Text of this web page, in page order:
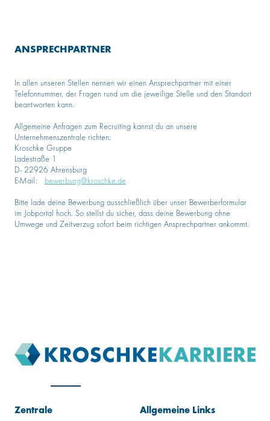
ANSPRECHPARTNER
In allen unseren Stellen nennen wir einen Ansprechpartner mit einer
Telefonnummer, der Fragen rund um die jeweilige Stelle und den Standort
beantworten kann.
Allgemeine Anfragen zum Recruiting kannst du an unsere
Unternehmenszentrale richten:
Kroschke Gruppe
Ladestraße 1
D- 22926 Ahrensburg
E-Mail: bewerbung@kroschke.de
Bitte lade deine Bewerbung ausschließlich über unser Bewerberformular
im Jobportal hoch. So stellst du sicher, dass deine Bewerbung ohne
Umwege und Zeitverzug sofort beim richtigen Ansprechpartner ankommt.
Zentrale Allgemeine Links